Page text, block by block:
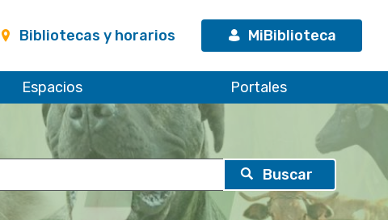
Bibliotecas y horarios MiBiblioteca
Espacios Portales